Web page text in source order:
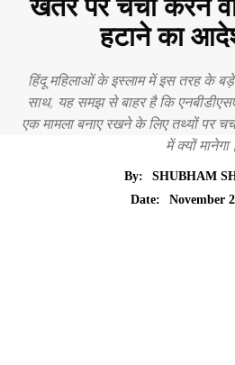
खतरे पर चर्चा करने
हटाने का
हिंदू महिलाओं के इस्लाम में इस तरह के
साथ, यह समझ से बाहर है कि
एक मामला बनाए रखने के लिए तथ्यों पर
में क्यों
By:
SHUBHAM
Date:
November